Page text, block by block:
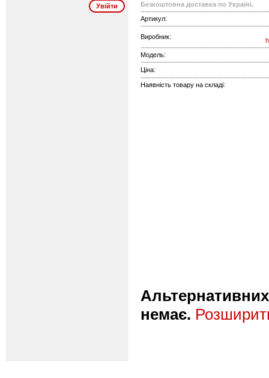
Безкоштовна доставка по Україні.
Артикул:
Виробник:
Модель:
Ціна:
Наявність товару на складі:
Альтернативних
немає.